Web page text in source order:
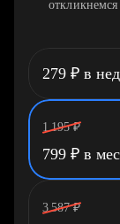
279 ₽ в
1 195 ₽
799 ₽ в
3 587 ₽